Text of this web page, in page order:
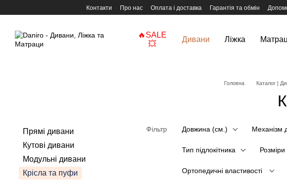
Перейти до основного контенту
Контакти Про нас Оплата і доставка Гарантія та обмін
🔥SALE
💥
Дивани Ліжка
Головна Каталог |
Фільтр Довжина (см.) Механізм
Тип підлокітника Розміри
Ортопедичні властивості
Прямі дивани
Кутові дивани
Модульні дивани
Крісла та пуфи